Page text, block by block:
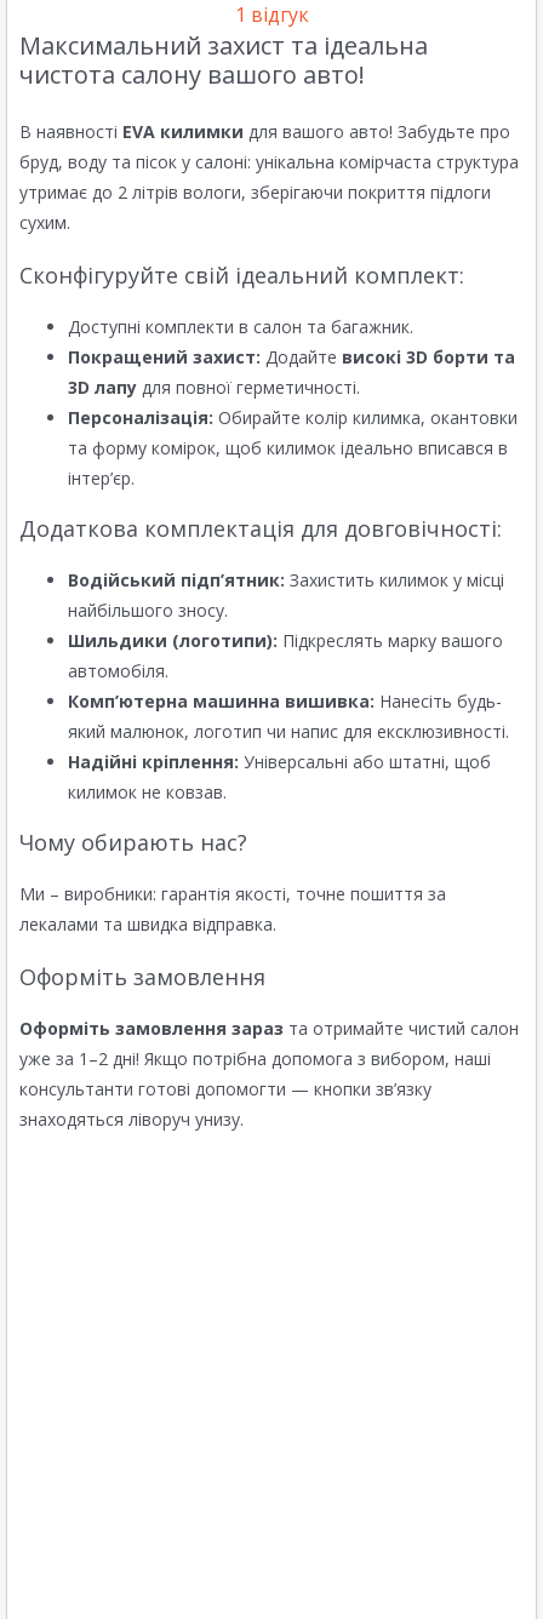
1 відгук
Максимальний захист та ідеальна
чистота салону вашого авто!
В наявності EVA килимки для вашого авто! Забудьте про
бруд, воду та пісок у салоні: унікальна комірчаста структура
утримає до 2 літрів вологи, зберігаючи покриття підлоги
сухим.
Сконфігуруйте свій ідеальний комплект:
Доступні комплекти в салон та багажник.
Покращений захист: Додайте високі 3D борти та
3D лапу для повної герметичності.
Персоналізація: Обирайте колір килимка, окантовки
та форму комірок, щоб килимок ідеально вписався в
інтер’єр.
Додаткова комплектація для довговічності:
Водійський підп’ятник: Захистить килимок у місці
найбільшого зносу.
Шильдики (логотипи): Підкреслять марку вашого
автомобіля.
Комп’ютерна машинна вишивка: Нанесіть будь-
який малюнок, логотип чи напис для ексклюзивності.
Надійні кріплення: Універсальні або штатні, щоб
килимок не ковзав.
Чому обирають нас?
Ми – виробники: гарантія якості, точне пошиття за
лекалами та швидка відправка.
Оформіть замовлення
Оформіть замовлення зараз та отримайте чистий салон
уже за 1–2 дні! Якщо потрібна допомога з вибором, наші
консультанти готові допомогти — кнопки зв’язку
знаходяться ліворуч унизу.